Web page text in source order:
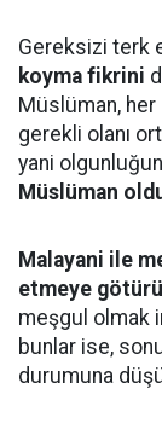
Gereksizi terk
koyma fikrini
Müslüman, her
gerekli olanı
yani
Müslüman
Malayani ile
etmeye
meşgul olmak
bunlar ise,
durumuna